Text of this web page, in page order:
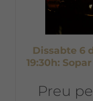
Dissabte 6
19:30h:
Preu